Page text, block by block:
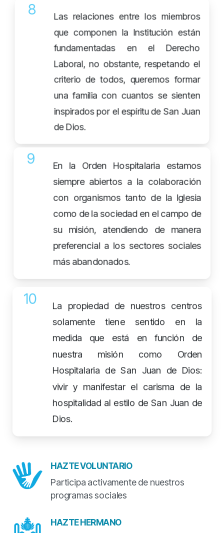
8
Las relaciones entre los miembros
que componen la Institución están
fundamentadas en el Derecho
Laboral, no obstante, respetando el
criterio de todos, queremos formar
una familia con cuantos se sienten
inspirados por el espíritu de San Juan
de Dios.
9
En la Orden Hospitalaria estamos
siempre abiertos a la colaboración
con organismos tanto de la Iglesia
como de la sociedad en el campo de
su misión, atendiendo de manera
preferencial a los sectores sociales
más abandonados.
10
La propiedad de nuestros centros
solamente tiene sentido en la
medida que está en función de
nuestra misión como Orden
Hospitalaria de San Juan de Dios:
vivir y manifestar el carisma de la
hospitalidad al estilo de San Juan de
Dios.
HAZTE VOLUNTARIO
Participa activamente de nuestros
programas sociales
HAZTE HERMANO